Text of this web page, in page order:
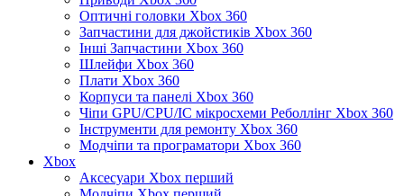
Оптичні головки Xbox 360
Запчастини для джойстиків Xbox 360
Інші Запчастини Xbox 360
Шлейфи Xbox 360
Плати Xbox 360
Корпуси та панелі Xbox 360
Чіпи GPU/CPU/IC мікросхеми Реболлінг Xbox 360
Інструменти для ремонту Xbox 360
Модчіпи та програматори Xbox 360
Xbox
Аксесуари Xbox перший